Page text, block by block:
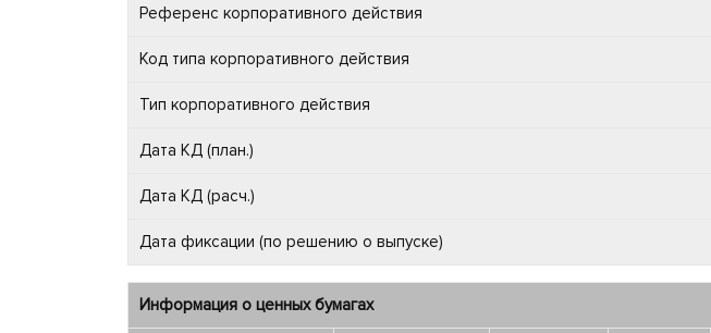
Референс корпоративного действия
Код типа корпоративного действия
Тип корпоративного действия
Дата КД (план.)
Дата КД (расч.)
Дата фиксации (по решению о выпуске)
Информация о ценных бумагах